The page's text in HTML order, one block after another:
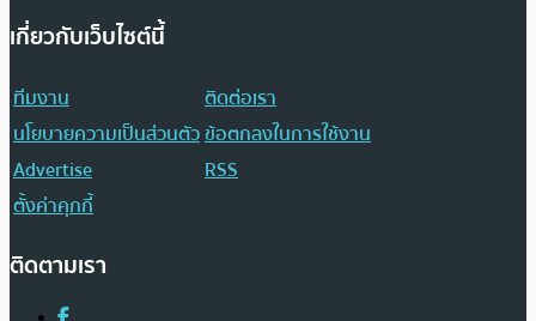
เกี่ยวกับเว็บไซต์นี้
ทีมงาน
ติดต่อเรา
นโยบายความเป็นส่วนตัวข้อตกลงในการใช้งาน
Advertise
RSS
ตั้งค่าคุกกี้
ติดตามเรา